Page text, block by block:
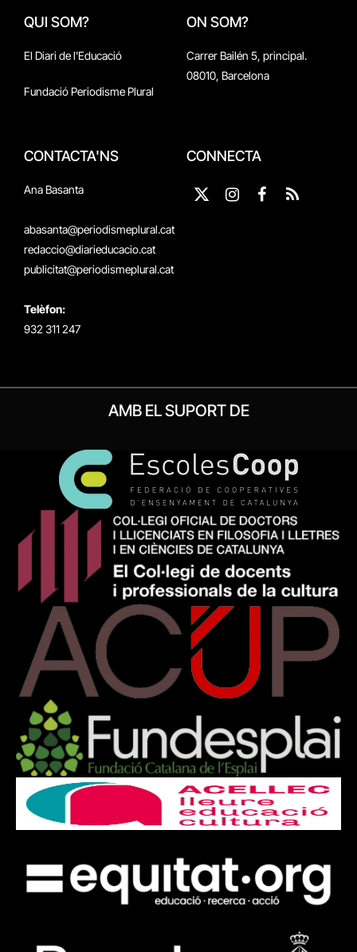
QUI SOM?
El Diari de l'Educació
Fundació Periodisme Plural
ON SOM?
Carrer Bailén 5, principal.
08010, Barcelona
CONTACTA'NS
Ana Basanta
abasanta@periodismeplural.cat
redaccio@diarieducacio.cat
publicitat@periodismeplural.cat
Telèfon:
932 311 247
CONNECTA
X
InstagramFacebook
RSS
AMB EL SUPORT DE